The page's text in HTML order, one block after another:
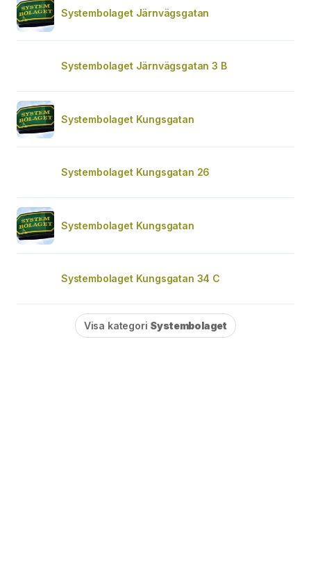
Systembolaget Järnvägsgatan
Systembolaget Järnvägsgatan 3 B
Systembolaget Kungsgatan
Systembolaget Kungsgatan 26
Systembolaget Kungsgatan
Systembolaget Kungsgatan 34 C
Visa kategori Systembolaget